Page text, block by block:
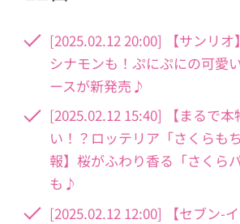
[2025.02.12 20:00] 【サンリ
シナモンも！ぷにぷにの可愛
ースが新発売♪
[2025.02.12 15:40] 【まるで
い！？ロッテリア「さくらも
報】桜がふわり香る「さくら
も♪
[2025.02.12 12:00] 【セブン-